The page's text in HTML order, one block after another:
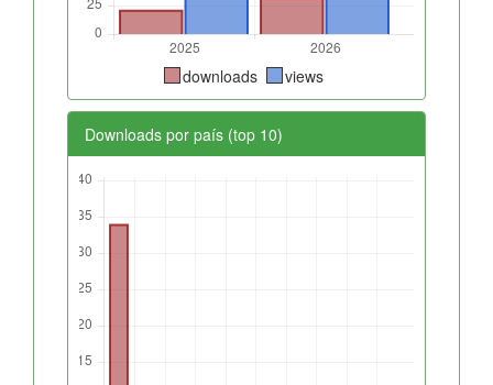
downloads views
Downloads por país (top 10)